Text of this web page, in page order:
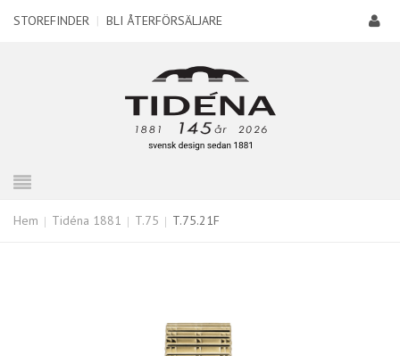
STOREFINDER | BLI ÅTERFÖRSÄLJARE
Hem Tidéna 1881 T.75 T.75.21F